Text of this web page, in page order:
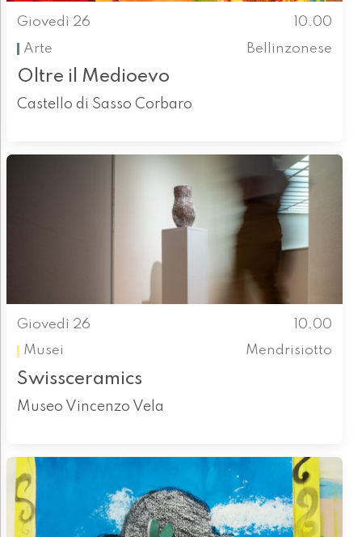
Giovedì 26
10.00
Arte
Bellinzonese
Oltre il Medioevo
Castello di Sasso Corbaro
Giovedì 26
10.00
Musei
Mendrisiotto
Swissceramics
Museo Vincenzo Vela